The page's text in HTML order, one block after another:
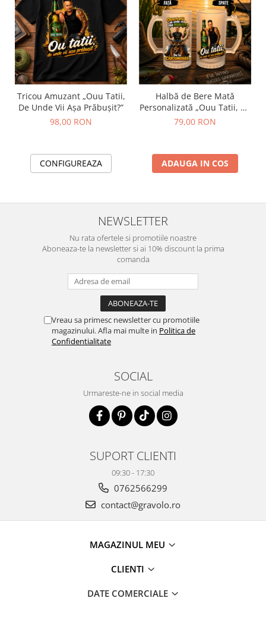
Tricou Amuzant „Ouu Tatii,
De Unde Vii Așa Prăbușit?”
98,00 RON
CONFIGUREAZA
Halbă de Bere Mată
Personalizată „Ouu Tatii, De
Unde Vii Așa Prăbușit?”
79,00 RON
ADAUGA IN COS
NEWSLETTER
Nu rata ofertele si promotiile noastre
Aboneaza-te la newsletter si ai 10% discount la prima
comanda
Vreau sa primesc newsletter cu promotiile
magazinului. Afla mai multe in Politica de
Confidentialitate
SOCIAL
Urmareste-ne in social media
SUPORT CLIENTI
09:30 - 17:30
0762566299
contact@gravolo.ro
MAGAZINUL MEU
CLIENTI
DATE COMERCIALE